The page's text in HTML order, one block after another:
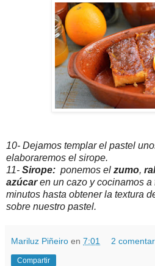
10- Dejamos templar el pastel
elaboraremos el sirope.
11- Sirope: ponemos el zumo,
azúcaren un cazo y cocinamos a
minutos hasta obtener la textura
sobre nuestro pastel.
Mariluz Piñeiro en 7:01 2
Compartir